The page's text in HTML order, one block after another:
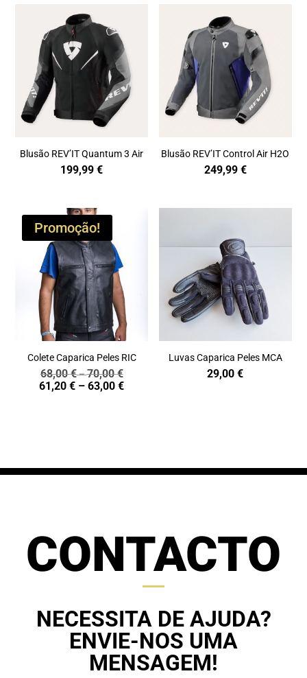
Blusão REV’IT Quantum 3 Air
199,99€
Blusão REV’IT Control Air H2O
249,99 €
Promoção!
Colete Caparica Peles RIC
68,00€–70,00€Price
range:
61,20€ – 63,00€Price
Luvas Caparica Peles MCA
29,00€
CONTACTO
NECESSITA DE AJUDA?
ENVIE-NOS UMA
MENSAGEM!